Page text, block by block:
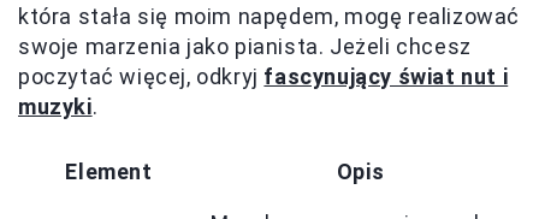
która stała się moim napędem, mogę realizować
swoje marzenia jako pianista. Jeżeli chcesz
poczytać więcej, odkryj fascynujący świat nut i
muzyki.
Element Opis